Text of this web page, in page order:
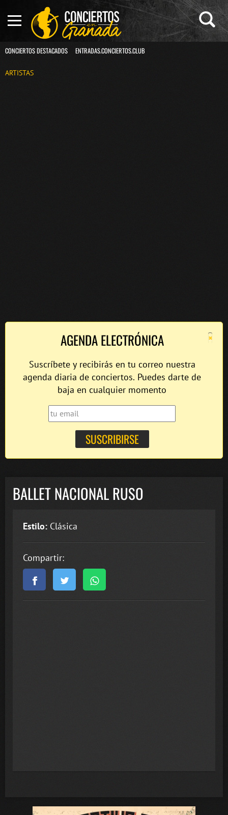
CONCIERTOS DESTACADOS ENTRADAS.CONCIERTOS.CLUB
ARTISTAS
×
AGENDA ELECTRÓNICA
Suscríbete y recibirás en tu correo nuestra
agenda diaria de conciertos. Puedes darte de
baja en cualquier momento
BALLET NACIONAL RUSO
Estilo: Clásica
Compartir: